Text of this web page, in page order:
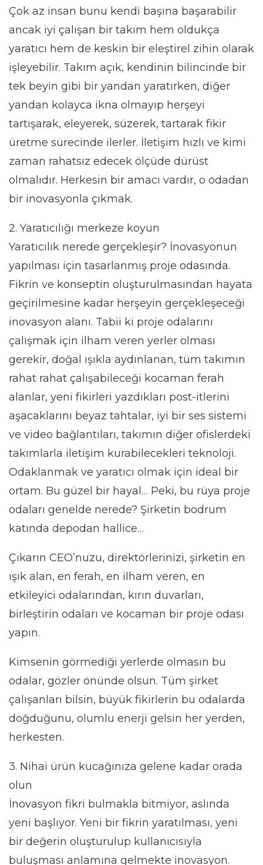
Çok az insan bunu kendi başına başarabilir
ancak iyi çalışan bir takım hem oldukça
yaratıcı hem de keskin bir eleştirel zihin olarak
işleyebilir. Takım açık, kendinin bilincinde bir
tek beyin gibi bir yandan yaratırken, diğer
yandan kolayca ikna olmayıp herşeyi
tartışarak, eleyerek, süzerek, tartarak fikir
üretme sürecinde ilerler. İletişim hızlı ve kimi
zaman rahatsız edecek ölçüde dürüst
olmalıdır. Herkesin bir amacı vardır, o odadan
bir inovasyonla çıkmak.
2. Yaratıcılığı merkeze koyun
Yaratıcılık nerede gerçekleşir? İnovasyonun
yapılması için tasarlanmış proje odasında.
Fikrin ve konseptin oluşturulmasından hayata
geçirilmesine kadar herşeyin gerçekleşeceği
inovasyon alanı. Tabii ki proje odalarını
çalışmak için ilham veren yerler olması
gerekir, doğal ışıkla aydınlanan, tüm takımın
rahat rahat çalışabileceği kocaman ferah
alanlar, yeni fikirleri yazdıkları post-itlerini
aşacaklarını beyaz tahtalar, iyi bir ses sistemi
ve video bağlantıları, takımın diğer ofislerdeki
takımlarla iletişim kurabilecekleri teknoloji.
Odaklanmak ve yaratıcı olmak için ideal bir
ortam. Bu güzel bir hayal… Peki, bu rüya proje
odaları genelde nerede? Şirketin bodrum
katında depodan hallice…
Çıkarın CEO’nuzu, direktörlerinizi, şirketin en
ışık alan, en ferah, en ilham veren, en
etkileyici odalarından, kırın duvarları,
birleştirin odaları ve kocaman bir proje odası
yapın.
Kimsenin görmediği yerlerde olmasın bu
odalar, gözler önünde olsun. Tüm şirket
çalışanları bilsin, büyük fikirlerin bu odalarda
doğduğunu, olumlu enerji gelsin her yerden,
herkesten.
3. Nihai ürün kucağınıza gelene kadar orada
olun
İnovasyon fikri bulmakla bitmiyor, aslında
yeni başlıyor. Yeni bir fikrin yaratılması, yeni
bir değerin oluşturulup kullanıcısıyla
buluşması anlamına gelmekte inovasyon.